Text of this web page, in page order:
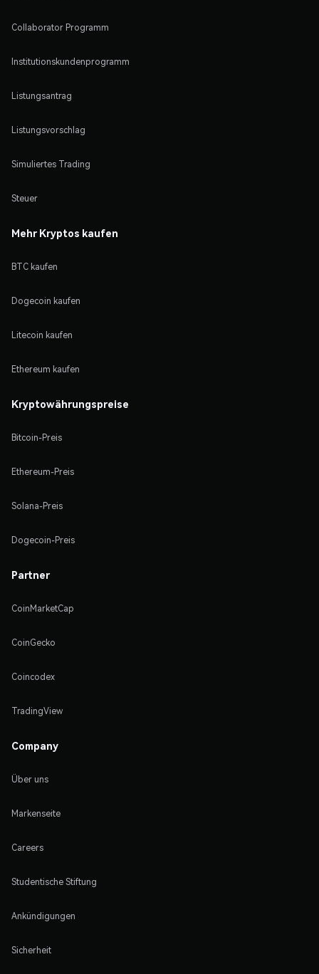
Collaborator Programm
Institutionskundenprogramm
Listungsantrag
Listungsvorschlag
Simuliertes Trading
Steuer
Mehr Kryptos kaufen
BTC kaufen
Dogecoin kaufen
Litecoin kaufen
Ethereum kaufen
Kryptowährungspreise
Bitcoin-Preis
Ethereum-Preis
Solana-Preis
Dogecoin-Preis
Partner
CoinMarketCap
CoinGecko
Coincodex
TradingView
Company
Über uns
Markenseite
Careers
Studentische Stiftung
Ankündigungen
Sicherheit